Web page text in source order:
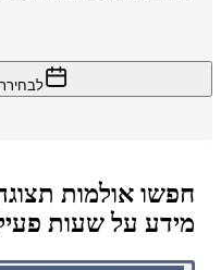
לבחירת
חפשו אולמות תצוגה
מידע על שעות